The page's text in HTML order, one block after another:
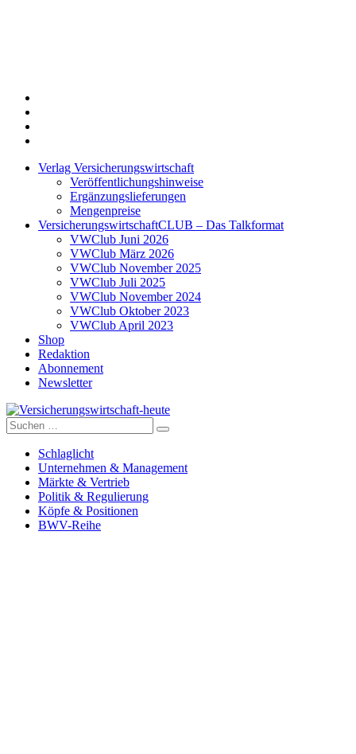
Verlag Versicherungswirtschaft
Veröffentlichungshinweise
Ergänzungslieferungen
Mengenpreise
VersicherungswirtschaftCLUB – Das Talkformat
VWClub Juni 2026
VWClub März 2026
VWClub November 2025
VWClub Juli 2025
VWClub November 2024
VWClub Oktober 2023
VWClub April 2023
Shop
Redaktion
Abonnement
Newsletter
Versicherungswirtschaft-heute
Suche
nach:
Schlaglicht
Unternehmen & Management
Märkte & Vertrieb
Politik & Regulierung
Köpfe & Positionen
BWV-Reihe